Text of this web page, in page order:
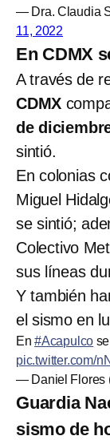
— Dra. Claudia
11, 2022
En CDMX
A través de
CDMX
de
sintió.
En colonias
Miguel
se sintió;
Colectivo
sus líneas
Y también
el sismo en
En #Acapulco
pic.twitter.com/
— Daniel Flores
Guardia
sismo de